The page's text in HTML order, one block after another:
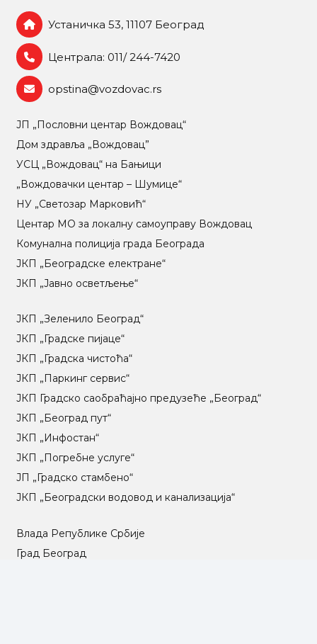
Устаничка 53, 11107 Београд
Централа: 011/ 244-7420
opstina@vozdovac.rs
ЈП „Пословни центар Вождовац“
Дом здравља „Вождовац”
УСЦ „Вождовац“ на Бањици
„Вождовачки центар – Шумице“
НУ „Светозар Марковић“
Центар МO за локалну самоуправу Вождовац
Комунална полиција града Београда
ЈКП „Београдске електране“
ЈКП „Јавно осветљење“
ЈКП „Зеленило Београд“
ЈКП „Градске пијаце“
ЈКП „Градска чистоћа“
ЈКП „Паркинг сервис“
ЈКП Градско саобраћајно предузеће „Београд“
ЈКП „Београд пут“
ЈКП „Инфостан“
ЈКП „Погребне услуге“
ЈП „Градско стамбено“
ЈКП „Београдски водовод и канализација“
Влада Републике Србије
Град Београд